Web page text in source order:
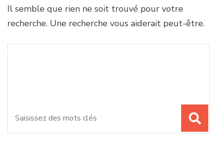
Il semble que rien ne soit trouvé pour votre
recherche. Une recherche vous aiderait peut-être.